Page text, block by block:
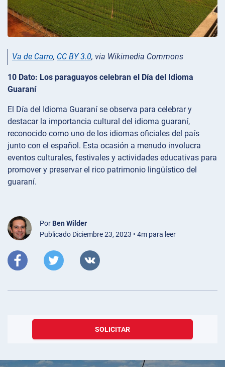
Va de Carro, CC BY 3.0, via Wikimedia Commons
10 Dato: Los paraguayos celebran el Día del Idioma
Guaraní
El Día del Idioma Guaraní se observa para celebrar y
destacar la importancia cultural del idioma guaraní,
reconocido como uno de los idiomas oficiales del país
junto con el español. Esta ocasión a menudo involucra
eventos culturales, festivales y actividades educativas para
promover y preservar el rico patrimonio lingüístico del
guaraní.
Por Ben Wilder
Publicado Diciembre 23, 2023 • 4m para leer
SOLICITAR